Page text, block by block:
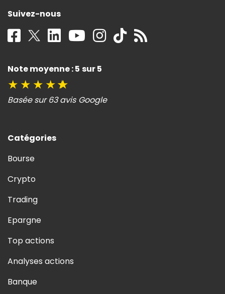
Suivez-nous
Note moyenne : 5 sur 5
★ ★ ★ ★★
Basée sur 63 avis Google
Catégories
Bourse
Crypto
Trading
Epargne
Top actions
Analyses actions
Banque